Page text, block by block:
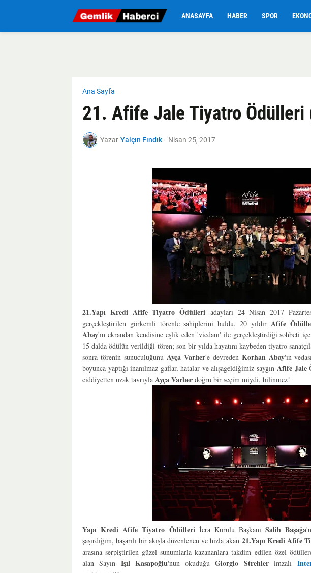
ANASAYFA HABER SPOR
Ana Sayfa
21. Afife Jale Tiyatro Ödülleri
Yazar Yalçın Fındık - Nisan 25, 2017
21.Yapı Kredi Afife Tiyatro Ödülleri adayları 24 Nisan 2017
gerçekleştirilen görkemli törenle sahiplerini buldu. 20 yıldır Afife
Abay'ın ekrandan kendisine eşlik eden 'vicdanı' ile gerçekleştirdiği sohbeti
15 dalda ödülün verildiği tören; son bir yılda hayatını kaybeden tiyatro
sonra törenin sunuculuğunu Ayça Varlıer'e devreden Korhan Abay'ın
boyunca yaptığı inanılmaz gaflar, hatalar ve alışageldiğimiz saygın Afife Jale
ciddiyetten uzak tavrıyla Ayça Varlıer doğru bir seçim miydi, bilinmez!
Yapı Kredi Afife Tiyatro Ödülleriİcra Kurulu BaşkanıSalih Başağa
şaşırdığım, başarılı bir akışla düzenlenen ve hızla akan 21.Yapı Kredi Afife
arasına serpiştirilen güzel sunumlarla kazananlara takdim edilen özel
alan SayınIşıl Kasapoğlu'nun okuduğuGiorgio Strehlerimzalı